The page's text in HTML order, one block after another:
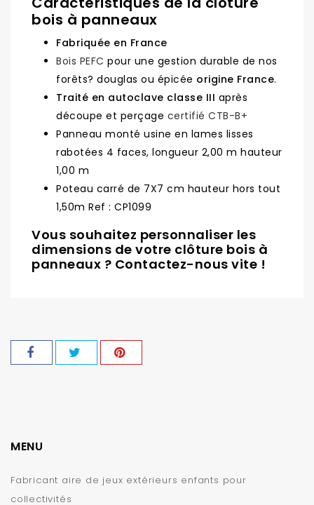
bois à panneaux
Fabriquée en France
Bois PEFC pour une gestion durable de nos
forêts? douglas ou épicée origine France.
Traité en autoclave classe III après
découpe et perçage certifié CTB-B+
Panneau monté usine en lames lisses
rabotées 4 faces, longueur 2,00 m hauteur
1,00 m
Poteau carré de 7X7 cm hauteur hors tout
1,50m Ref : CP1099
Vous souhaitez personnaliser les
dimensions de votre clôture bois à
panneaux ? Contactez-nous vite !
MENU
Fabricant aire de jeux extérieurs enfants pour
collectivités